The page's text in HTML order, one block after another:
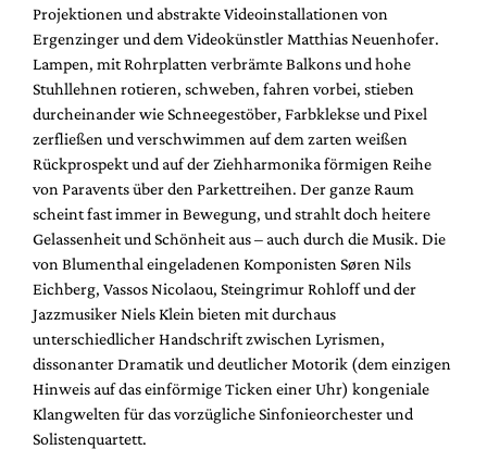
Projektionen und abstrakte Videoinstallationen von
Ergenzinger und dem Videokünstler Matthias Neuenhofer.
Lampen, mit Rohrplatten verbrämte Balkons und hohe
Stuhllehnen rotieren, schweben, fahren vorbei, stieben
durcheinander wie Schneegestöber, Farbklekse und Pixel
zerfließen und verschwimmen auf dem zarten weißen
Rückprospekt und auf der Ziehharmonika förmigen Reihe
von Paravents über den Parkettreihen. Der ganze Raum
scheint fast immer in Bewegung, und strahlt doch heitere
Gelassenheit und Schönheit aus – auch durch die Musik. Die
von Blumenthal eingeladenen Komponisten Søren Nils
Eichberg, Vassos Nicolaou, Steingrimur Rohloff und der
Jazzmusiker Niels Klein bieten mit durchaus
unterschiedlicher Handschrift zwischen Lyrismen,
dissonanter Dramatik und deutlicher Motorik (dem einzigen
Hinweis auf das einförmige Ticken einer Uhr) kongeniale
Klangwelten für das vorzügliche Sinfonieorchester und
Solistenquartett.